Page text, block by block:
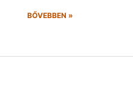
BŐVEBBEN »